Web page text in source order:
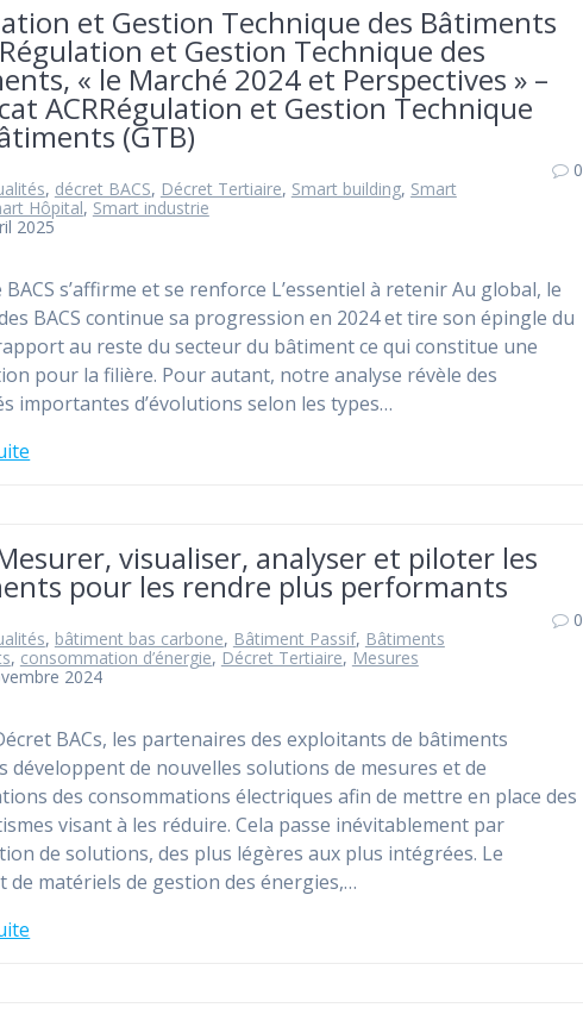
et Gestion Technique des Bâtiments
et Gestion Technique des
« le Marché 2024 et Perspectives » –
ACRRégulation et Gestion Technique
(GTB)
, décret BACS, Décret Tertiaire, Smart building, Smart
Hôpital, Smart industrie
2025
0
BACS s’affirme et se renforce L’essentiel à retenir Au global, le
BACS continue sa progression en 2024 et tire son épingle du
au reste du secteur du bâtiment ce qui constitue une
pour la filière. Pour autant, notre analyse révèle des
importantes d’évolutions selon les types…
visualiser, analyser et piloter les
pour les rendre plus performants
, bâtiment bas carbone, Bâtiment Passif, Bâtiments
, consommation d’énergie, Décret Tertiaire, Mesures
2024
0
BACs, les partenaires des exploitants de bâtiments
développent de nouvelles solutions de mesures et de
des consommations électriques afin de mettre en place des
visant à les réduire. Cela passe inévitablement par
de solutions, des plus légères aux plus intégrées. Le
de matériels de gestion des énergies,…